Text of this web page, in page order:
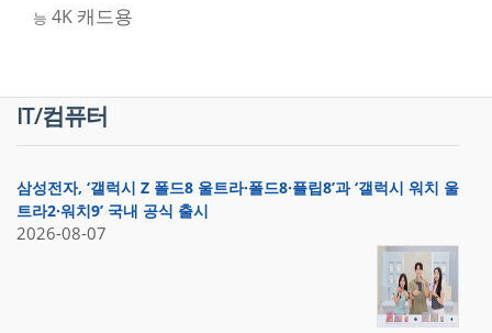
능 4K 캐드용
IT/컴퓨터
삼성전자, ‘갤럭시 Z 폴드8 울트라·폴드8·플립8’과 ‘갤럭시 워치 울
트라2·워치9’ 국내 공식 출시
2026-08-07